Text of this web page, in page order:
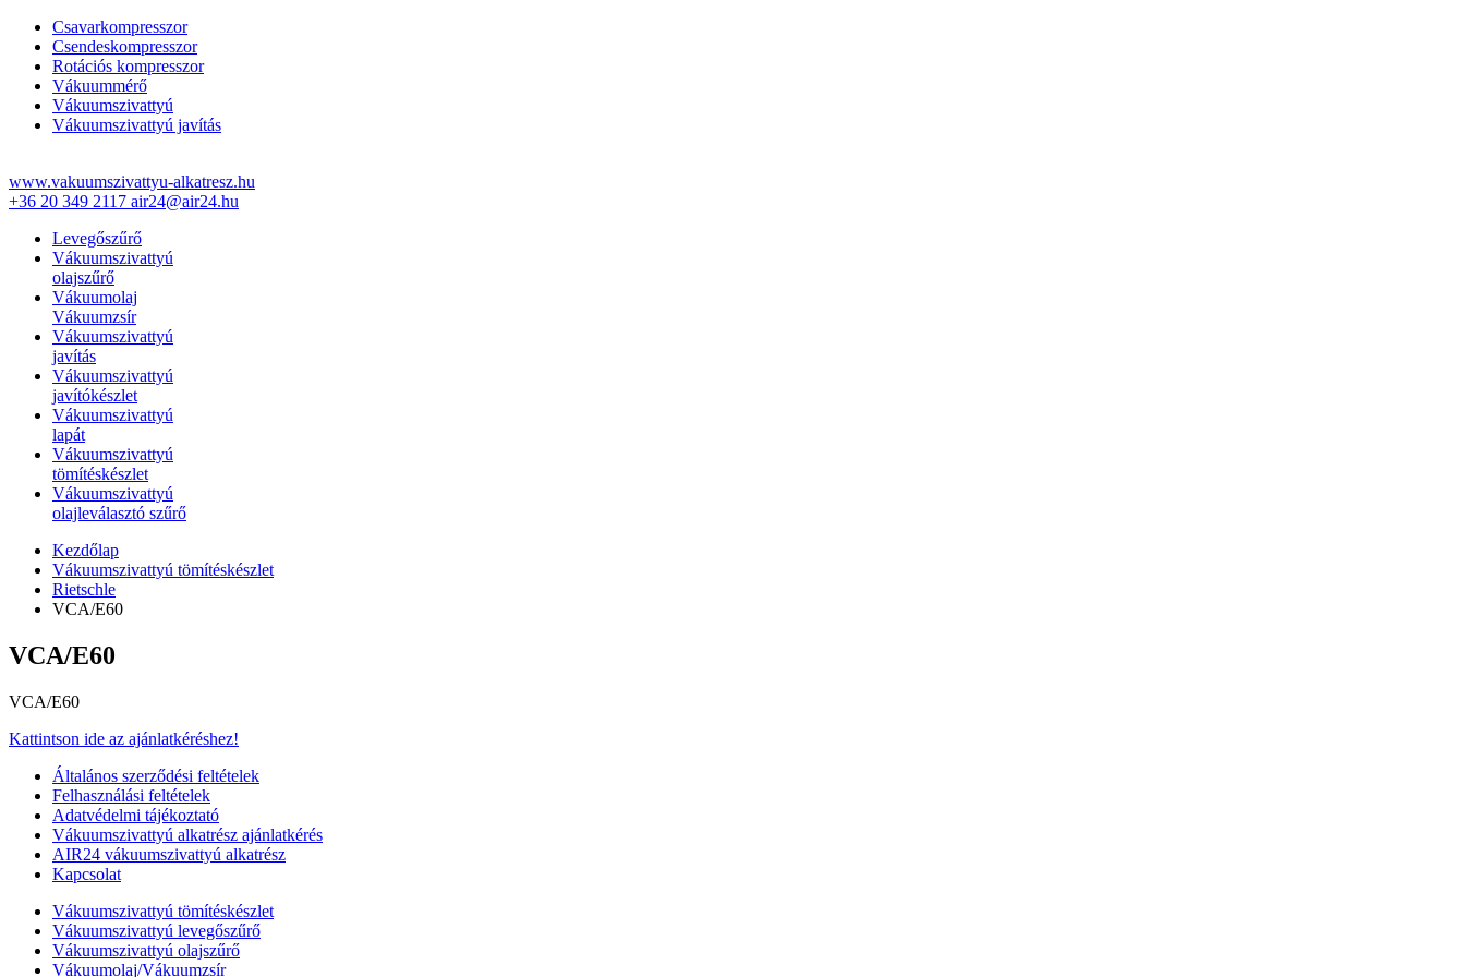
Csavarkompresszor
Csendeskompresszor
Rotációs kompresszor
Vákuummérő
Vákuumszivattyú
Vákuumszivattyú javítás
www.vakuumszivattyu-alkatresz.hu
+36 20 349 2117 air24@air24.hu
Levegőszűrő
Vákuumszivattyú
olajszűrő
Vákuumolaj
Vákuumzsír
Vákuumszivattyú
javítás
Vákuumszivattyú
javítókészlet
Vákuumszivattyú
lapát
Vákuumszivattyú
tömítéskészlet
Vákuumszivattyú
olajleválasztó szűrő
Kezdőlap
Vákuumszivattyú tömítéskészlet
Rietschle
VCA/E60
VCA/E60
VCA/E60
Kattintson ide az ajánlatkéréshez!
Általános szerződési feltételek
Felhasználási feltételek
Adatvédelmi tájékoztató
Vákuumszivattyú alkatrész ajánlatkérés
AIR24 vákuumszivattyú alkatrész
Kapcsolat
Vákuumszivattyú tömítéskészlet
Vákuumszivattyú levegőszűrő
Vákuumszivattyú olajszűrő
Vákuumolaj/Vákuumzsír